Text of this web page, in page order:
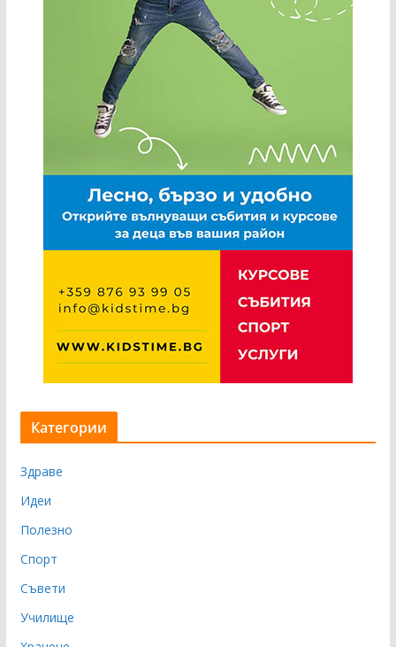
Категории
Здраве
Идеи
Полезно
Спорт
Съвети
Училище